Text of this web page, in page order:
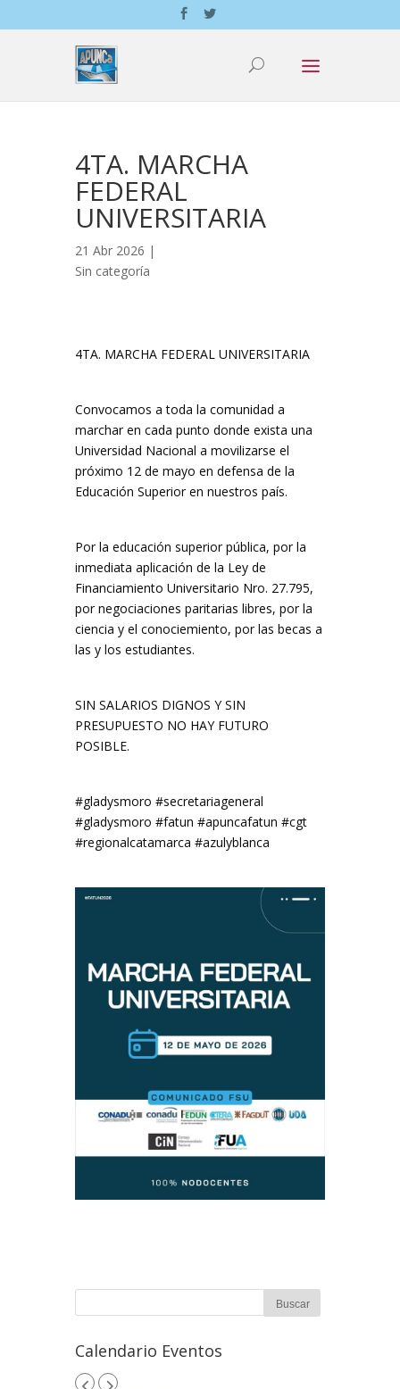
4TA. MARCHA
FEDERAL
UNIVERSITARIA
21 Abr 2026 |
Sin categoría
4TA. MARCHA FEDERAL UNIVERSITARIA
Convocamos a toda la comunidad a
marchar en cada punto donde exista una
Universidad Nacional a movilizarse el
próximo 12 de mayo en defensa de la
Educación Superior en nuestros país.
Por la educación superior pública, por la
inmediata aplicación de la Ley de
Financiamiento Universitario Nro. 27.795,
por negociaciones paritarias libres, por la
ciencia y el conociemiento, por las becas a
las y los estudiantes.
SIN SALARIOS DIGNOS Y SIN
PRESUPUESTO NO HAY FUTURO
POSIBLE.
#gladysmoro #secretariageneral
#gladysmoro #fatun #apuncafatun #cgt
#regionalcatamarca #azulyblanca
Calendario Eventos